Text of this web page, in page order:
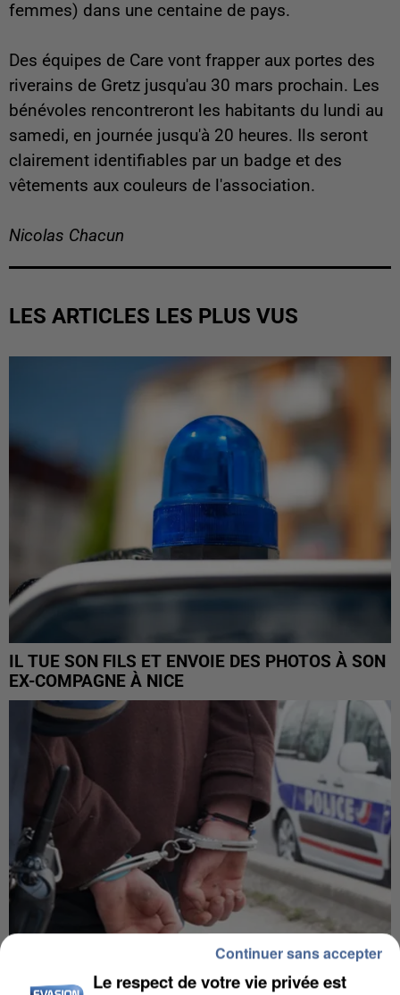
femmes) dans une centaine de pays.
Des équipes de Care vont frapper aux portes des
riverains de Gretz jusqu'au 30 mars prochain. Les
bénévoles rencontreront les habitants du lundi au
samedi, en journée jusqu'à 20 heures. Ils seront
clairement identifiables par un badge et des
vêtements aux couleurs de l'association.
Nicolas Chacun
LES ARTICLES LES PLUS VUS
IL TUE SON FILS ET ENVOIE DES PHOTOS À SON
EX-COMPAGNE À NICE
Le respect de votre vie privée est
Continuer sans accepter